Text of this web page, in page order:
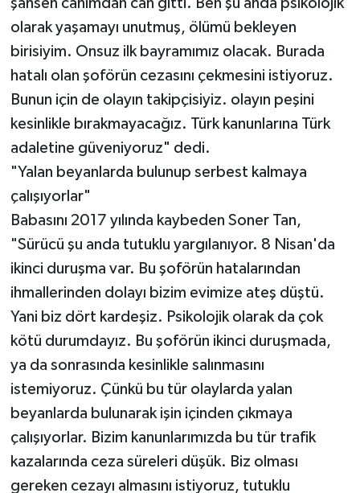
olarak yaşamayı unutmuş, ölümü bekleyen
birisiyim. Onsuz ilk bayramımız olacak. Burada
hatalı olan şoförün cezasını çekmesini istiyoruz.
Bunun için de olayın takipçisiyiz. olayın peşini
kesinlikle bırakmayacağız. Türk kanunlarına Türk
adaletine güveniyoruz" dedi.
"Yalan beyanlarda bulunup serbest kalmaya
çalışıyorlar"
Babasını 2017 yılında kaybeden Soner Tan,
"Sürücü şu anda tutuklu yargılanıyor. 8 Nisan'da
ikinci duruşma var. Bu şoförün hatalarından
ihmallerinden dolayı bizim evimize ateş düştü.
Yani biz dört kardeşiz. Psikolojik olarak da çok
kötü durumdayız. Bu şoförün ikinci duruşmada,
ya da sonrasında kesinlikle salınmasını
istemiyoruz. Çünkü bu tür olaylarda yalan
beyanlarda bulunarak işin içinden çıkmaya
çalışıyorlar. Bizim kanunlarımızda bu tür trafik
kazalarında ceza süreleri düşük. Biz olması
gereken cezayı almasını istiyoruz, tutuklu